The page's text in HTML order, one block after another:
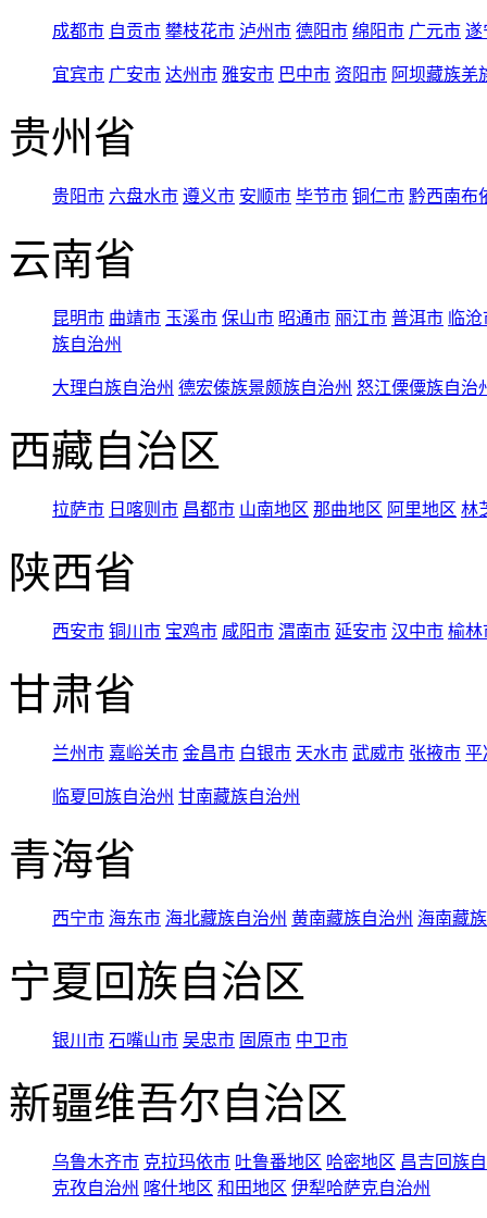
成都市 自贡市 攀枝花市 泸州市 德阳市 绵阳市 广元市 遂
宜宾市 广安市 达州市 雅安市 巴中市 资阳市 阿坝藏族羌
贵州省
贵阳市 六盘水市 遵义市 安顺市 毕节市 铜仁市 黔西南布
云南省
昆明市 曲靖市 玉溪市 保山市 昭通市 丽江市 普洱市 临
族自治州
大理白族自治州 德宏傣族景颇族自治州 怒江傈僳族自治
西藏自治区
拉萨市 日喀则市 昌都市 山南地区 那曲地区 阿里地区 林
陕西省
西安市 铜川市 宝鸡市 咸阳市 渭南市 延安市 汉中市 榆林
甘肃省
兰州市 嘉峪关市 金昌市 白银市 天水市 武威市 张掖市 平
临夏回族自治州 甘南藏族自治州
青海省
西宁市 海东市 海北藏族自治州 黄南藏族自治州 海南藏
宁夏回族自治区
银川市 石嘴山市 吴忠市 固原市 中卫市
新疆维吾尔自治区
乌鲁木齐市 克拉玛依市 吐鲁番地区 哈密地区 昌吉回族
克孜自治州 喀什地区 和田地区 伊犁哈萨克自治州